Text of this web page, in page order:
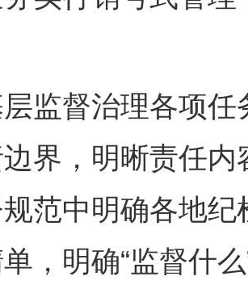
督治理各项任
界，明晰责任
范中明确各地
，明确“监督什